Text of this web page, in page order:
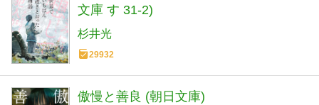
文庫 す 31-2)
杉井光
29932
傲慢と善良 (朝日文庫)